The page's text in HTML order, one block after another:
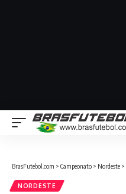
BrasFutebol.com > Campeonato > Nordeste >
NORDESTE